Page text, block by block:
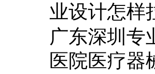
业设计怎样
广东深圳专
医院医疗